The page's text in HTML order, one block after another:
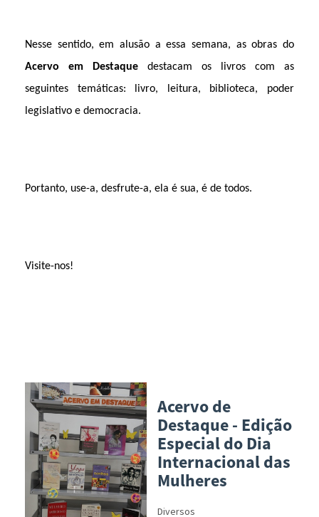
Nesse sentido, em alusão a essa semana, as obras do
Acervo em Destaque destacam os livros com as
seguintes temáticas: livro, leitura, biblioteca, poder
legislativo e democracia.
Portanto, use-a, desfrute-a, ela é sua, é de todos.
Visite-nos!
Acervo de
Destaque - Edição
Especial do Dia
Internacional das
Mulheres
Diversos